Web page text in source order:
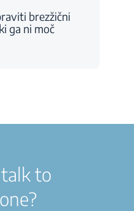
brezžični
ga ni moč
to